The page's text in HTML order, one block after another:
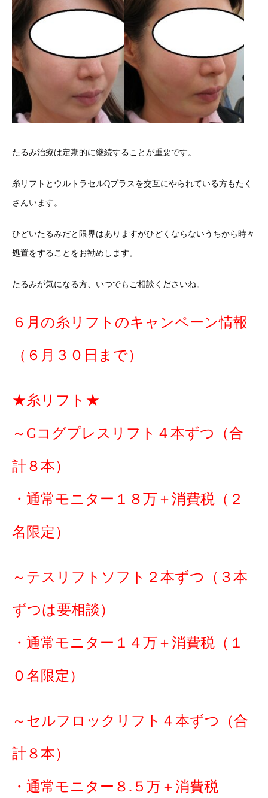
たるみ治療は定期的に継続することが重要です。
糸リフトとウルトラセルQプラスを交互にやられている方もたく
さんいます。
ひどいたるみだと限界はありますがひどくならないうちから時々
処置をすることをお勧めします。
たるみが気になる方、いつでもご相談くださいね。
６月の糸リフトのキャンペーン情報
（６月３０日まで）
★糸リフト★
～Gコグプレスリフト４本ずつ（合
計８本）
・通常モニター１８万＋消費税（２
名限定）
～テスリフトソフト２本ずつ（３本
ずつは要相談）
・通常モニター１４万＋消費税（１
０名限定）
～セルフロックリフト４本ずつ（合
計８本）
・通常モニター８.５万＋消費税